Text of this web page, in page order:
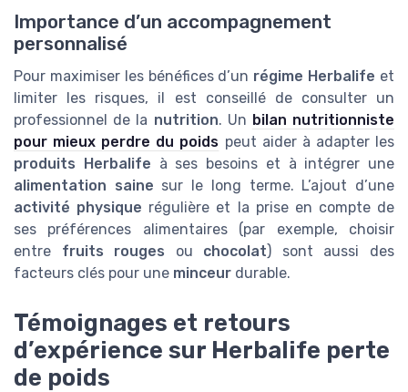
Importance d’un accompagnement
personnalisé
Pour maximiser les bénéfices d’un régime Herbalife et
limiter les risques, il est conseillé de consulter un
professionnel de la nutrition. Un bilan nutritionniste
pour mieux perdre du poids peut aider à adapter les
produits Herbalife à ses besoins et à intégrer une
alimentation saine sur le long terme. L’ajout d’une
activité physique régulière et la prise en compte de
ses préférences alimentaires (par exemple, choisir
entre fruits rouges ou chocolat) sont aussi des
facteurs clés pour une minceur durable.
Témoignages et retours
d’expérience sur Herbalife perte
de poids